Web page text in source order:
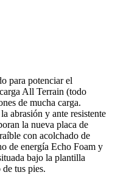
para potenciar el
All Terrain (todo
de mucha carga.
abrasión y ante resistente
la nueva placa de
con acolchado de
de energía Echo Foam y
bajo la plantilla
tus pies.